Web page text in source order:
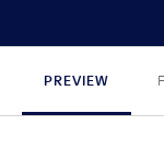
PREVIEW